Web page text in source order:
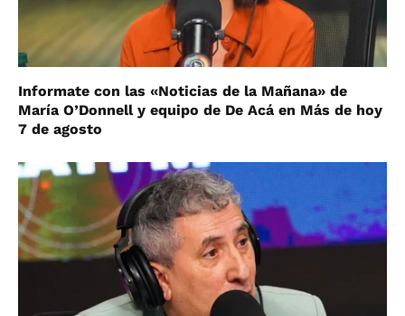
Informate con las «Noticias de la Mañana» de
María O’Donnell y equipo de De Acá en Más de hoy
7 de agosto